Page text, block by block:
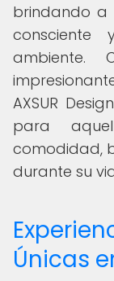
brindando a
ambiente.
AXSUR
para
comodidad,
durante su
Únicas